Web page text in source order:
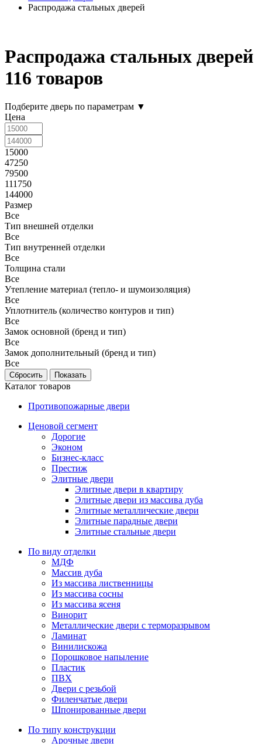
Распродажа стальных дверей
Распродажа стальных дверей
116 товаров
Подберите дверь по параметрам ▼
Цена
15000
47250
79500
111750
144000
Размер
Все
Тип внешней отделки
Все
Тип внутренней отделки
Все
Толщина стали
Все
Утепление материал (тепло- и шумоизоляция)
Все
Уплотнитель (количество контуров и тип)
Все
Замок основной (бренд и тип)
Все
Замок дополнительный (бренд и тип)
Все
Каталог товаров
Противопожарные двери
Ценовой сегмент
Дорогие
Эконом
Бизнес-класс
Престиж
Элитные двери
Элитные двери в квартиру
Элитные двери из массива дуба
Элитные металлические двери
Элитные парадные двери
Элитные стальные двери
По виду отделки
МДФ
Массив дуба
Из массива лиственницы
Из массива сосны
Из массива ясеня
Винорит
Металлические двери с терморазрывом
Ламинат
Винилискожа
Порошковое напыление
Пластик
ПВХ
Двери с резьбой
Филенчатые двери
Шпонированные двери
По типу конструкции
Арочные двери